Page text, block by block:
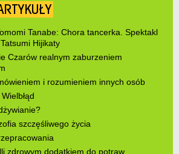
Tanabe: Chora tancerka. Spektakl
Hijikaty
Czarów realnym zaburzeniem
i rozumieniem innych osób
szczęśliwego życia
zdrowym dodatkiem do potraw